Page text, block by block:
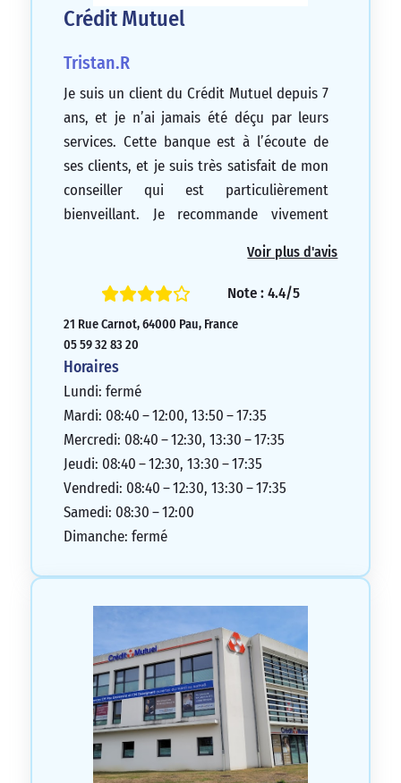
Crédit Mutuel
Tristan.R
Je suis un client du Crédit Mutuel depuis 7
ans, et je n’ai jamais été déçu par leurs
services. Cette banque est à l’écoute de
ses clients, et je suis très satisfait de mon
conseiller qui est particulièrement
bienveillant. Je recommande vivement
Voir plus d'avis
Note : 4.4/5
21 Rue Carnot, 64000 Pau, France
05 59 32 83 20
Horaires
Lundi: fermé
Mardi: 08:40 – 12:00, 13:50 – 17:35
Mercredi: 08:40 – 12:30, 13:30 – 17:35
Jeudi: 08:40 – 12:30, 13:30 – 17:35
Vendredi: 08:40 – 12:30, 13:30 – 17:35
Samedi: 08:30 – 12:00
Dimanche: fermé